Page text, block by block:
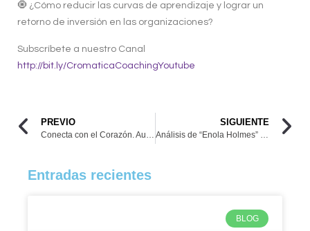
🧿 ¿Cómo reducir las curvas de aprendizaje y lograr un
retorno de inversión en las organizaciones?
Subscríbete a nuestro Canal
http://bit.ly/CromaticaCoachingYoutube
PREVIO
Conecta con el Corazón. Autoestima sana, conversaciones saludables
SIGUIENTE
Análisis de “Enola Holmes” Cine Foro Cromática Coaching
Entradas recientes
BLOG